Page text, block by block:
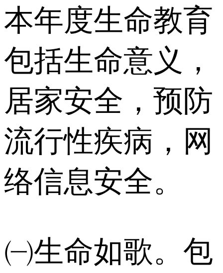
本年度生命教育
包括生命意义，
居家安全，预防
流行性疾病，网
络信息安全。
㈠生命如歌。包